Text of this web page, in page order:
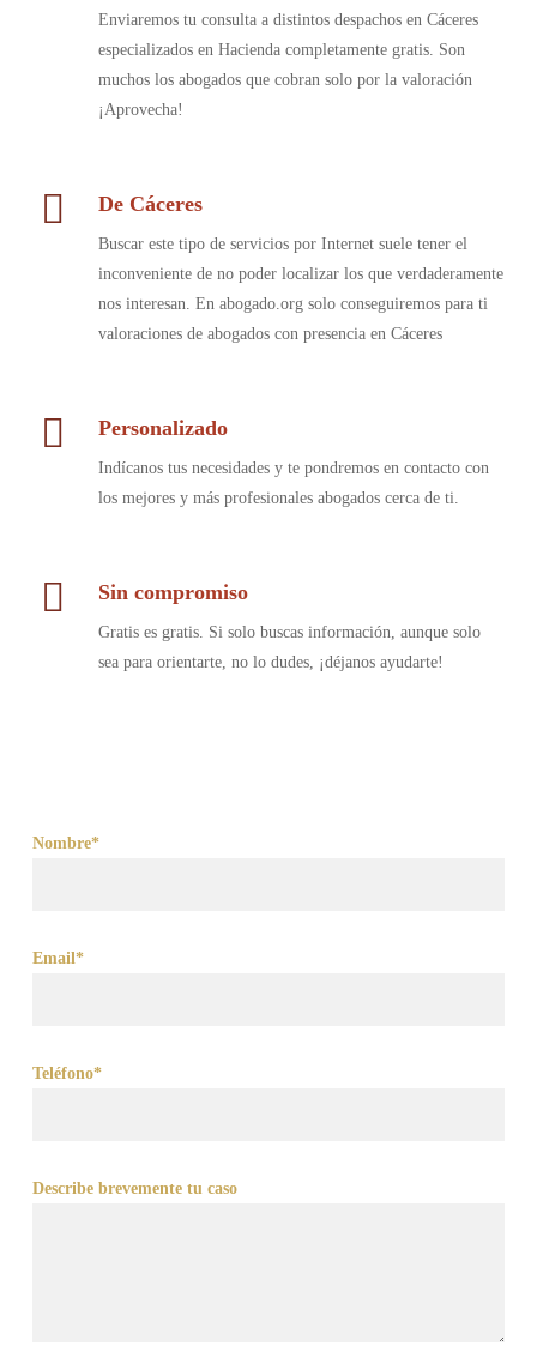
Enviaremos tu consulta a distintos despachos en Cáceres
especializados en Hacienda completamente gratis. Son
muchos los abogados que cobran solo por la valoración
¡Aprovecha!
De Cáceres
Buscar este tipo de servicios por Internet suele tener el
inconveniente de no poder localizar los que verdaderamente
nos interesan. En abogado.org solo conseguiremos para ti
valoraciones de abogados con presencia en Cáceres
Personalizado
Indícanos tus necesidades y te pondremos en contacto con
los mejores y más profesionales abogados cerca de ti.
Sin compromiso
Gratis es gratis. Si solo buscas información, aunque solo
sea para orientarte, no lo dudes, ¡déjanos ayudarte!
Nombre*
Email*
Teléfono*
Describe brevemente tu caso